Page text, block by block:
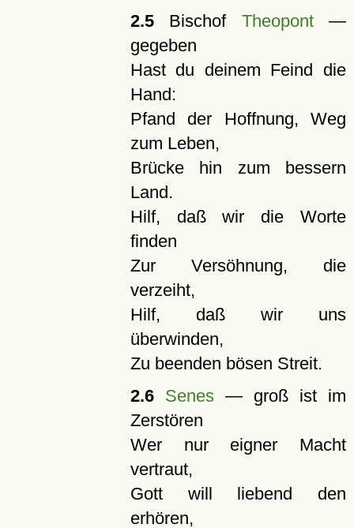
2.5Bischof Theopont—
gegeben
Hast du deinem Feind die
Hand:
Pfand der Hoffnung, Weg
zum Leben,
Brücke hin zum bessern
Land.
Hilf, daß wir die Worte
finden
Zur Versöhnung, die
verzeiht,
Hilf, daß wir uns
überwinden,
Zu beenden bösen Streit.
2.6
Senes— groß ist im
Zerstören
Wer nur eigner Macht
vertraut,
Gott will liebend den
erhören,